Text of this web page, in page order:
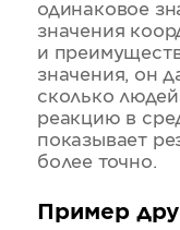
одинаковое
значения
и
значения, он
сколько
реакцию в
показывает
более точно.
Пример